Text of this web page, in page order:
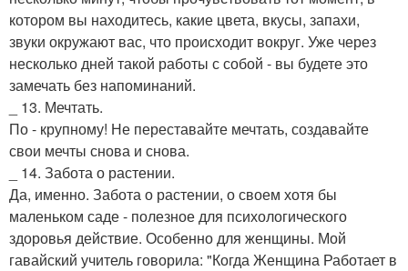
котором вы находитесь, какие цвета, вкусы, запахи,
звуки окружают вас, что происходит вокруг. Уже через
несколько дней такой работы с собой - вы будете это
замечать без напоминаний.
_ 13. Мечтать.
По - крупному! Не переставайте мечтать, создавайте
свои мечты снова и снова.
_ 14. Забота о растении.
Да, именно. Забота о растении, о своем хотя бы
маленьком саде - полезное для психологического
здоровья действие. Особенно для женщины. Мой
гавайский учитель говорила: "Когда Женщина Работает в